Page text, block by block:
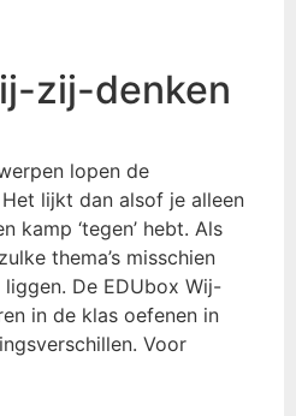
zij-denken
lopen de
lijkt dan alsof je alleen
kamp ‘tegen’ hebt. Als
thema’s misschien
De EDUbox Wij-
in de klas oefenen in
Voor